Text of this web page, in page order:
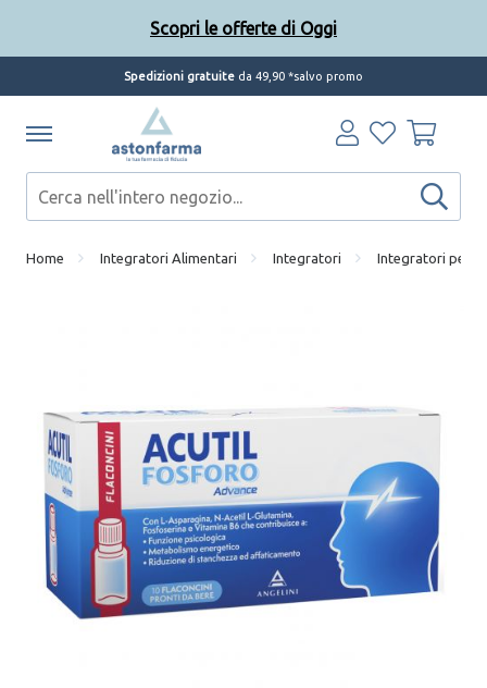
Spedizioni gratuite da 49,90 *salvo promo
Home Integratori Alimentari Integratori Integratori per
Scopri le offerte di Oggi